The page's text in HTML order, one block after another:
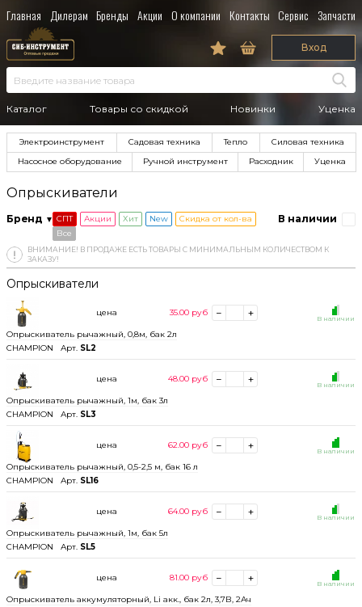
Главная Дилерам Бренды Акции О компании Контакты Сервис Запчасти
Каталог Товары со скидкой Новинки Уценка
Вход
Электроинструмент Садовая техника Тепло
Силовая техника
Насосное оборудование
Ручной инструмент Расходник Уценка
Опрыскиватели
Бренд В наличии
СПТ Акции Хит New
Скидка от кол-ва
Все
ВНИМАНИЕ! В ПРОДАЖЕ ЕСТЬ ТОВАРЫ С МИНИМАЛЬНЫМ КОЛИЧЕСТВОМ К
ЗАКАЗУ!
Опрыскиватели
Опрыскиватель рычажный, 0,8м, бак 2л
CHAMPION
Арт. SL2
В наличии
цена 35.00 руб
Опрыскиватель рычажный, 1м, бак 3л
CHAMPION
Арт. SL3
В наличии
цена 48.00 руб
Опрыскиватель рычажный, 0,5-2,5 м, бак 16 л
CHAMPION
Арт. SL16
В наличии
цена 62.00 руб
Опрыскиватель рычажный, 1м, бак 5л
CHAMPION
Арт. SL5
В наличии
цена 64.00 руб
Опрыскиватель аккумуляторный, Li акк., бак 2л, 3,7В, 2Ач
В наличии
цена 81.00 руб